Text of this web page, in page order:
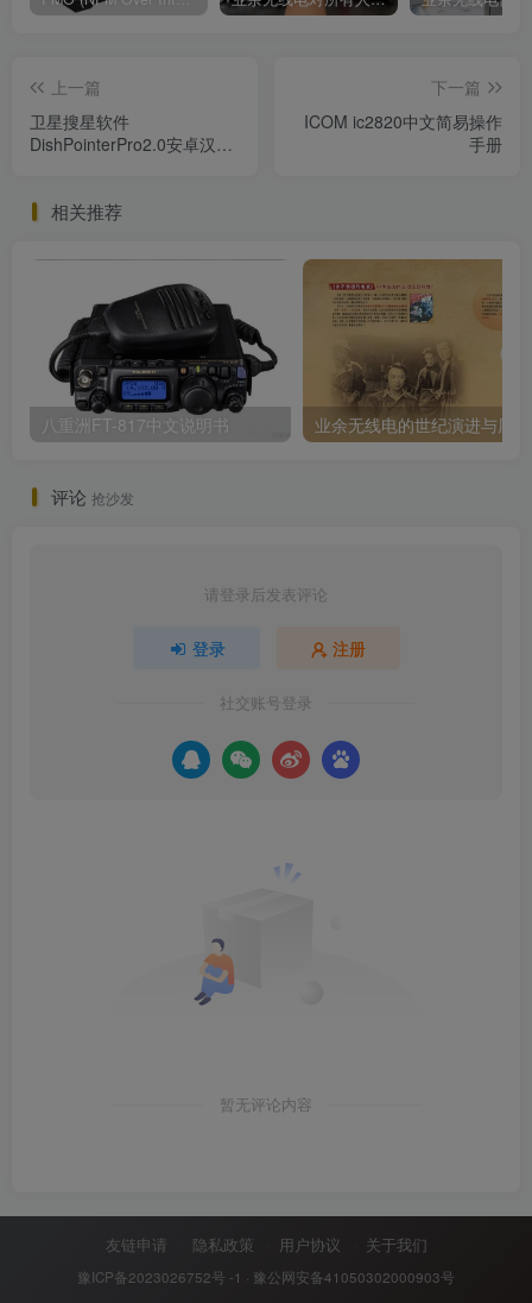
上一篇
卫星搜星软件
DishPointerPro2.0安卓汉化
下一篇
ICOM ic2820中文简易操作
手册
相关推荐
八重洲FT-817中文说明书
评论 抢沙发
请登录后发表评论
登录 注册
社交账号登录
暂无评论内容
友链申请 隐私政策 用户协议 关于我们
豫ICP备2023026752号 -1 · 豫公网安备41050302000903号